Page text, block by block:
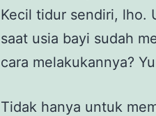
Kecil tidur sendiri, lho.
saat usia bayi sudah
cara melakukannya?
Tidak hanya untuk